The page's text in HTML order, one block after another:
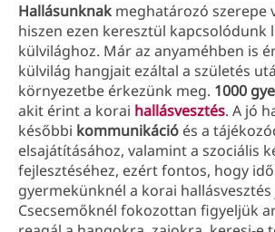
Hallásunknak meghatározó szerepe
hiszen ezen keresztül kapcsolódunk
külvilághoz. Már az anyaméhben is
külvilág hangjait ezáltal a születés
környezetbe érkezünk meg. 1000
akit érint a korai hallásvesztés. A jó
későbbi kommunikáció és a
elsajátításához, valamint a szociális
fejlesztéséhez, ezért fontos, hogy
gyermekünknél a korai hallásvesztés
Csecsemőknél fokozottan figyeljük